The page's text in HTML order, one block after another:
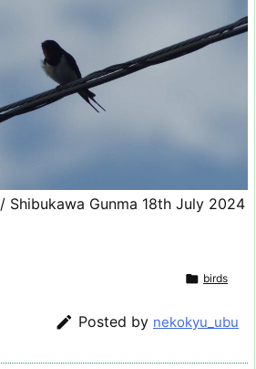
/ Shibukawa Gunma 18th July 2024
 birds
 Posted by nekokyu_ubu